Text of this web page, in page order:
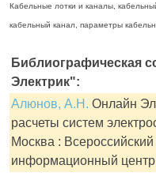
Кабельные лотки и каналы,
кабельный канал, параметры
Библиографическая
Электрик":
Алюнов, А.Н. Онлайн
расчеты систем
Москва :
информационный